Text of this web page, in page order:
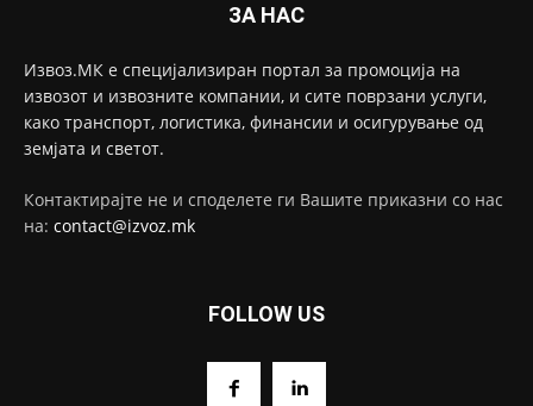
ЗА НАС
Извоз.МК е специјализиран портал за промоција на
извозот и извозните компании, и сите поврзани услуги,
како транспорт, логистика, финансии и осигурување од
земјата и светот.
Контактирајте не и споделете ги Вашите приказни со нас
на: contact@izvoz.mk
FOLLOW US